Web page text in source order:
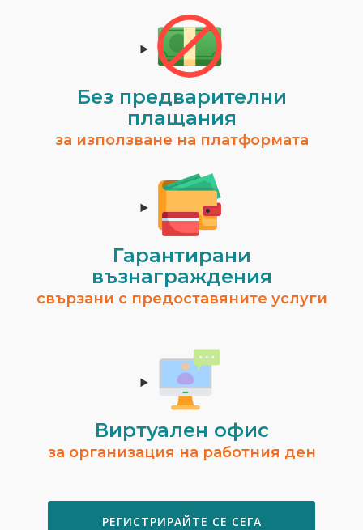
Без предварителни
плащания
за използване на платформата
Гарантирани
възнаграждения
свързани с предоставяните услуги
Виртуален офис
за организация на работния ден
РЕГИСТРИРАЙТЕ СЕ СЕГА